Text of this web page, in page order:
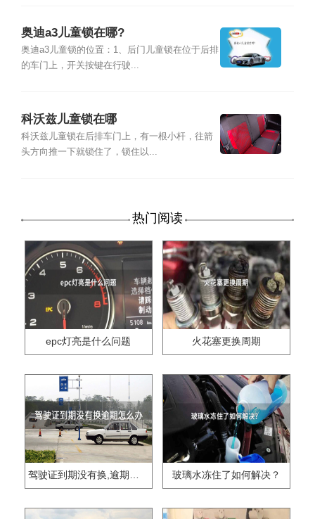
奥迪a3儿童锁在哪?
奥迪a3儿童锁的位置：1、后门儿童锁在位于后排
的车门上，开关按键在行驶...
科沃兹儿童锁在哪
科沃兹儿童锁在后排车门上，有一根小杆，往箭
头方向推一下就锁住了，锁住以...
热门阅读
epc灯亮是什么问题 火花塞更换周期
驾驶证到期没有换,逾期怎么办?? 玻璃水冻住了如何解决？